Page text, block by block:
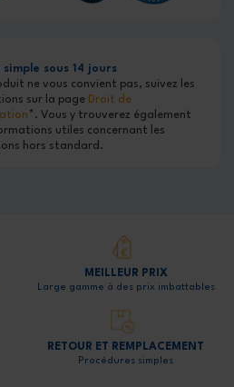
simple sous 14 jours
ne vous convient pas, suivez les
sur la page Droit de
*. Vous y trouverez également
utiles concernant les
hors standard.
MEILLEUR PRIX
Large gamme à des prix imbattables
RETOUR ET REMPLACEMENT
Procédures simples